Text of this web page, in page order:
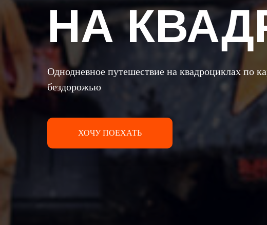
НА
Однодневное путешествие на квадроциклах по
бездорожью
ХОЧУ ПОЕХАТЬ